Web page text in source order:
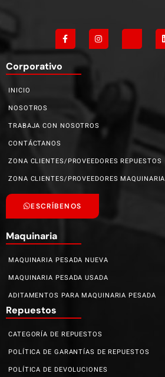
Corporativo
INICIO
NOSOTROS
TRABAJA CON NOSOTROS
CONTÁCTANOS
ZONA CLIENTES/PROVEEDORES REPUESTOS
ZONA CLIENTES/PROVEEDORES MAQUINARIA
ESCRÍBENOS
Maquinaria
MAQUINARIA PESADA NUEVA
MAQUINARIA PESADA USADA
ADITAMENTOS PARA MAQUINARIA PESADA
Repuestos
CATEGORÍA DE REPUESTOS
POLÍTICA DE GARANTÍAS DE REPUESTOS
POLÍTICA DE DEVOLUCIONES